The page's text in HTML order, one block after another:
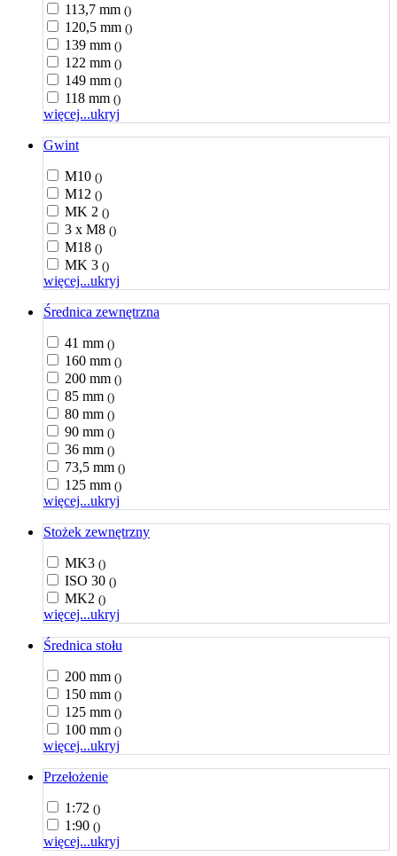
113,7 mm ()
120,5 mm ()
139 mm ()
122 mm ()
149 mm ()
118 mm ()
więcej...ukryj
Gwint
M10 ()
M12 ()
MK 2 ()
3 x M8 ()
M18 ()
MK 3 ()
więcej...ukryj
Średnica zewnętrzna
41 mm ()
160 mm ()
200 mm ()
85 mm ()
80 mm ()
90 mm ()
36 mm ()
73,5 mm ()
125 mm ()
więcej...ukryj
Stożek zewnętrzny
MK3 ()
ISO 30 ()
MK2 ()
więcej...ukryj
Średnica stołu
200 mm ()
150 mm ()
125 mm ()
100 mm ()
więcej...ukryj
Przełożenie
1:72 ()
1:90 ()
więcej...ukryj